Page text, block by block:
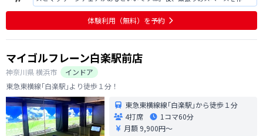
て、全面鏡にしてスイングチェックできるようにして欲しいです。 ゴルフ
クラブの最新を試せる会員とか作ってもいいかと思います。
体験利用（無料）を予約
マイゴルフレーン白楽駅前店
神奈川県横浜市
インドア
東急東横線｢白楽駅｣より徒歩１分！
東急東横線線｢白楽駅｣から徒歩１分
4打席
1コマ60分
月額 9,900円〜